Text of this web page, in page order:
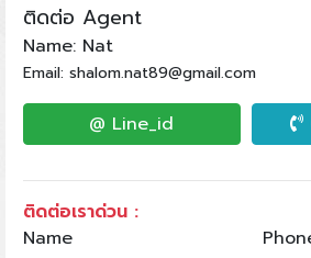
ติดต่อ Agent
Name: Nat
Email: shalom.nat89@gmail.com
@ Line_id
ติดต่อเราด่วน :
Name